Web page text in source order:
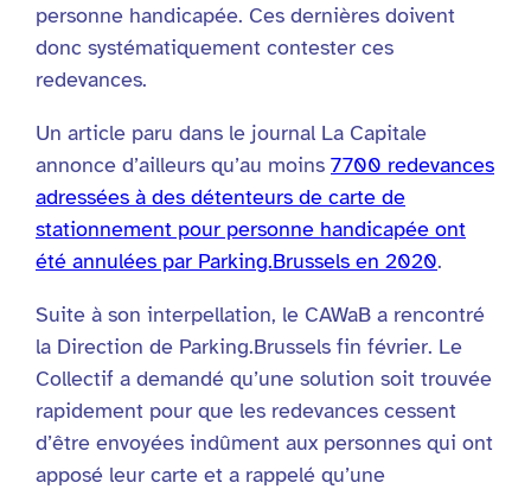
personne handicapée. Ces dernières doivent
donc systématiquement contester ces
redevances.
Un article paru dans le journal La Capitale
annonce d’ailleurs qu’au moins 7700 redevances
adressées à des détenteurs de carte de
stationnement pour personne handicapée ont
été annulées par Parking.Brussels en 2020.
Suite à son interpellation, le CAWaB a rencontré
la Direction de Parking.Brussels fin février. Le
Collectif a demandé qu’une solution soit trouvée
rapidement pour que les redevances cessent
d’être envoyées indûment aux personnes qui ont
apposé leur carte et a rappelé qu’une